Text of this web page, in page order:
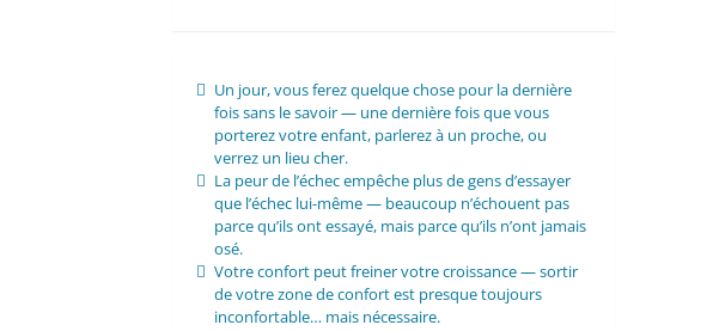
Un jour, vous ferez quelque chose pour la dernière
fois sans le savoir — une dernière fois que vous
porterez votre enfant, parlerez à un proche, ou
verrez un lieu cher.
La peur de l’échec empêche plus de gens d’essayer
que l’échec lui-même — beaucoup n’échouent pas
parce qu’ils ont essayé, mais parce qu’ils n’ont jamais
osé.
Votre confort peut freiner votre croissance — sortir
de votre zone de confort est presque toujours
inconfortable… mais nécessaire.